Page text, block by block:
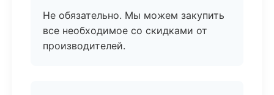
Не обязательно. Мы можем закупить
все необходимое со скидками от
производителей.